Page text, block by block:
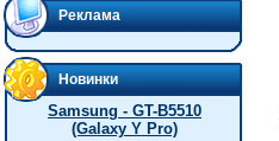
Реклама
Новинки
Samsung - GT-B5510
(Galaxy Y Pro)